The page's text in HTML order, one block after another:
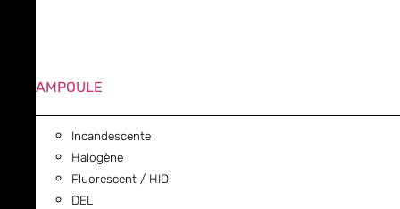
AMPOULE
Incandescente
Halogène
Fluorescent / HID
DEL